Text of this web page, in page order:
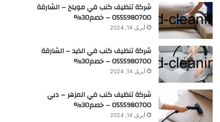
شركة تنظيف كنب في مويلح – الشارقة
0555980700 – خصم30%
أبريل 14, 2024
شركة تنظيف كنب في الذيد – الشارقة
0555980700 – خصم30%
أبريل 14, 2024
شركة تنظيف كنب في المزهر – دبي
0555980700 – خصم30%
أبريل 14, 2024